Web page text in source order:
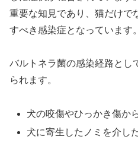
重要な知見であり、猫だけで
すべき感染症となっています。
バルトネラ菌の感染経路とし
られます。
犬の咬傷やひっかき傷か
犬に寄生したノミを介し